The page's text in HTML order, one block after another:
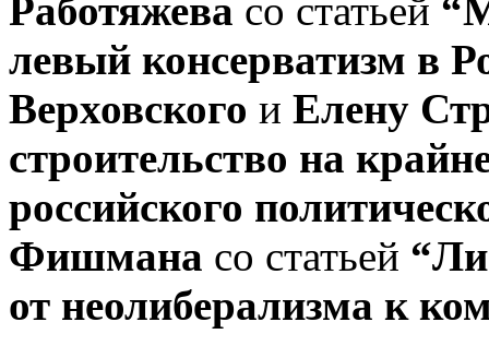
Работяжева со статьей
левый консерватизм в
Верховского и Елену
строительство на
российского
Фишмана со статьей
от неолиберализма к